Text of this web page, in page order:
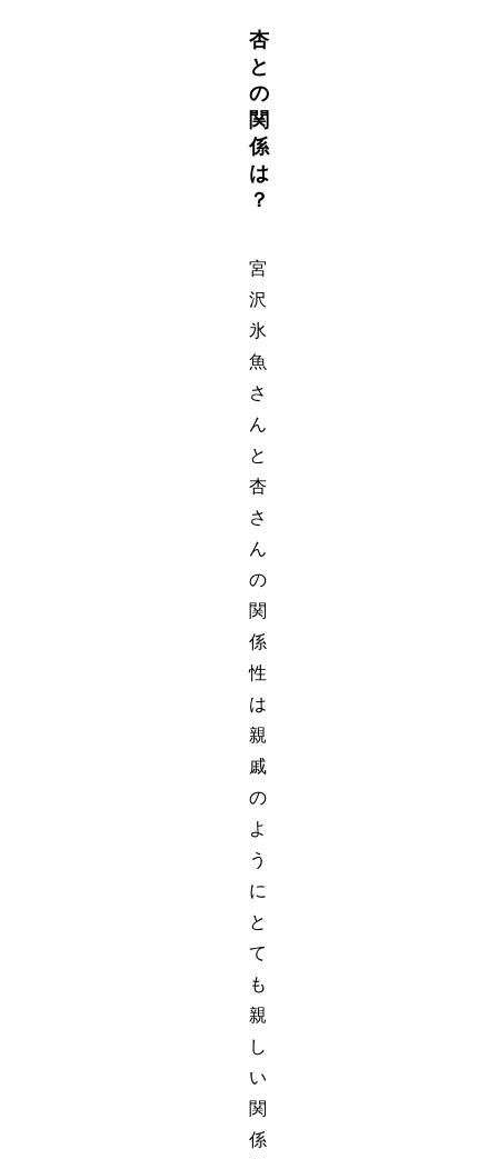
杏
と
の
関
係
は
？
宮
沢
氷
魚
さ
ん
と
杏
さ
ん
の
関
係
性
は
親
戚
の
よ
う
に
と
て
も
親
し
い
関
係